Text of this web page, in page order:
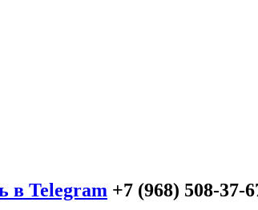
+7 (968) 508-37-